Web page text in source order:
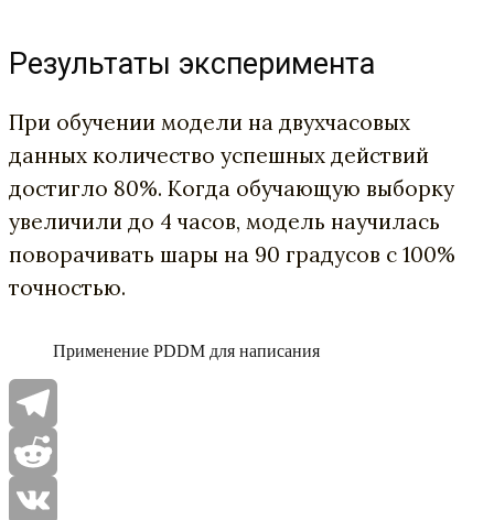
Результаты эксперимента
При обучении модели на двухчасовых
данных количество успешных действий
достигло 80%. Когда обучающую выборку
увеличили до 4 часов, модель научилась
поворачивать шары на 90 градусов с 100%
точностью.
Применение PDDM для написания
Telegram
Reddit